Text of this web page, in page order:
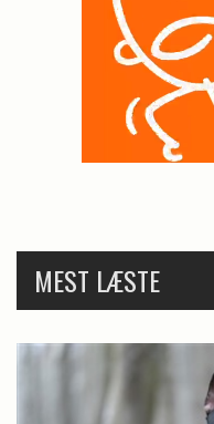
MEST LÆSTE